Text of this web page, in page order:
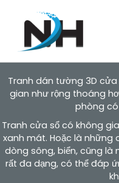
Tranh dán tường 3D
gian như rộng thoáng
phòng có
Tranh cửa sổ có không
xanh mát. Hoặc là những
dòng sông, biển, cũng là
rất đa dạng, có thể đáp